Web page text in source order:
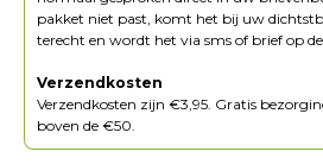
pakket niet past, komt het bij uw
terecht en wordt het via sms of brief op
Verzendkosten
Verzendkosten zijn €3,95. Gratis
boven de €50.